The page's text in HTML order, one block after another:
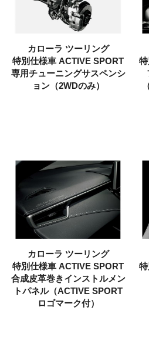
カローラ ツーリング
特別仕様車 ACTIVE SPORT
専用チューニングサスペンシ
ョン（2WDのみ）
カローラ ツーリング
特別仕様車 ACTIVE SPORT
合成皮革巻きインストルメン
トパネル（ACTIVE SPORT
ロゴマーク付）